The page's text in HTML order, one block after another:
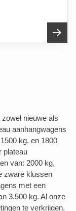
nieuwe als
aanhangwagens
kg. en 1800
plateau
van: 2000 kg,
zware klussen
met een
3.500 kg. Al onze
te verkrijgen.